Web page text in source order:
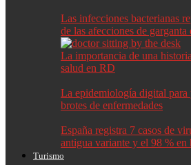
Las infecciones bacterianas
de las afecciones de garganta
La importancia de una
salud en RD
La epidemiología digital
brotes de enfermedades
España registra 7 casos de
antigua variante y el 98 % en
Turismo